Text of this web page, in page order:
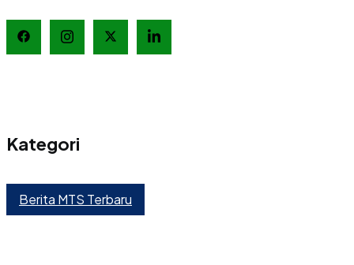
Kategori
Berita MTS Terbaru